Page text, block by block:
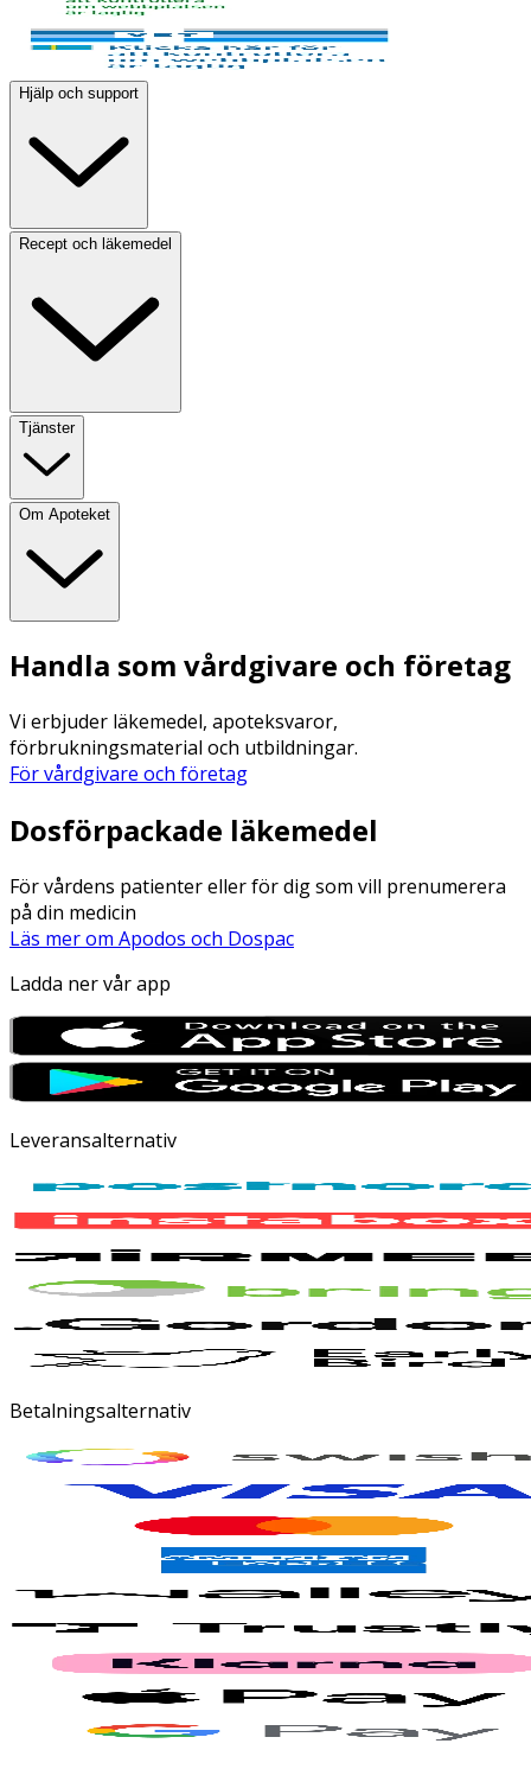
Hjälp och support
Recept och läkemedel
Tjänster
Om Apoteket
Handla som vårdgivare och företag
Vi erbjuder läkemedel, apoteksvaror,
förbrukningsmaterial och utbildningar.
För vårdgivare och företag
Dosförpackade läkemedel
För vårdens patienter eller för dig som vill prenumerera
på din medicin
Läs mer om Apodos och Dospac
Ladda ner vår app
Leveransalternativ
Betalningsalternativ